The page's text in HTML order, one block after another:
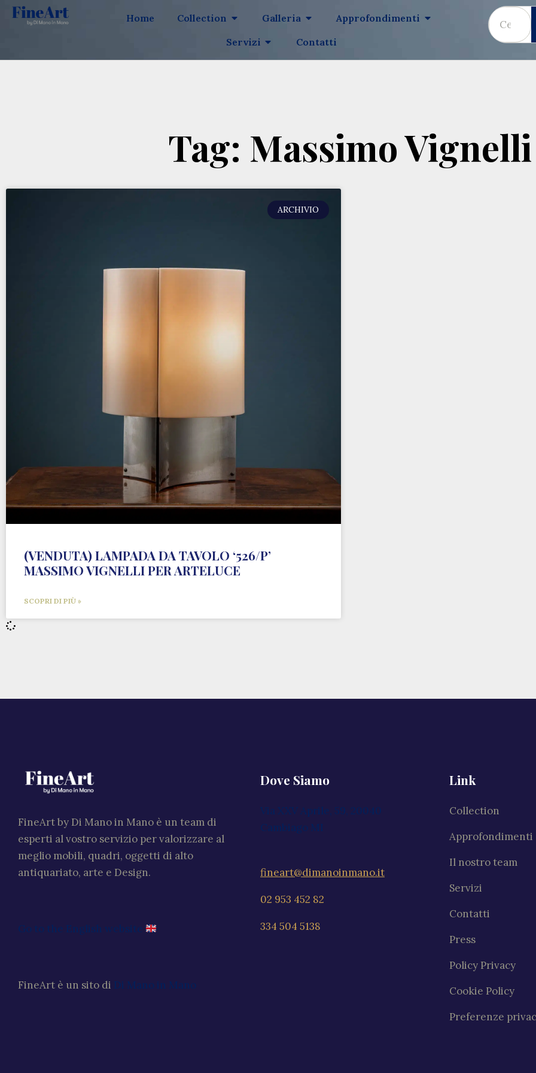
Home Collection Galleria
Approfondimenti
Servizi
Contatti
Tag: Massimo Vignelli
ARCHIVIO
(VENDUTA) LAMPADA DA TAVOLO ‘526/P’
MASSIMO VIGNELLI PER ARTELUCE
SCOPRI DI PIÙ »
FineArt by Di Mano in Mano è un team di
esperti al vostro servizio per valorizzare al
meglio mobili, quadri, oggetti di alto
antiquariato, arte e Design.
Go to the English website
FineArt è un sito di Di Mano in Mano
Dove Siamo
Via XXV Aprile, 59, 20040
Cambiago MI
fineart@dimanoinmano.it
02 953 452 82
334 504 5138
Link
Collection
Approfondimenti
Il nostro team
Servizi
Contatti
Press
Policy Privacy
Cookie Policy
Preferenze